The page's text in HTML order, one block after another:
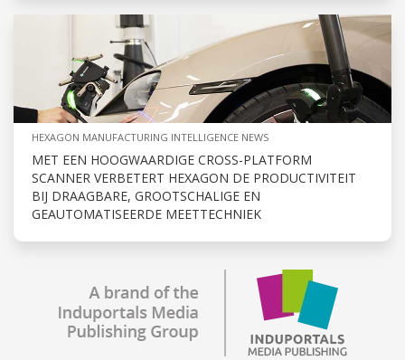
HEXAGON MANUFACTURING INTELLIGENCE NEWS
MET EEN HOOGWAARDIGE CROSS-PLATFORM
SCANNER VERBETERT HEXAGON DE PRODUCTIVITEIT
BIJ DRAAGBARE, GROOTSCHALIGE EN
GEAUTOMATISEERDE MEETTECHNIEK